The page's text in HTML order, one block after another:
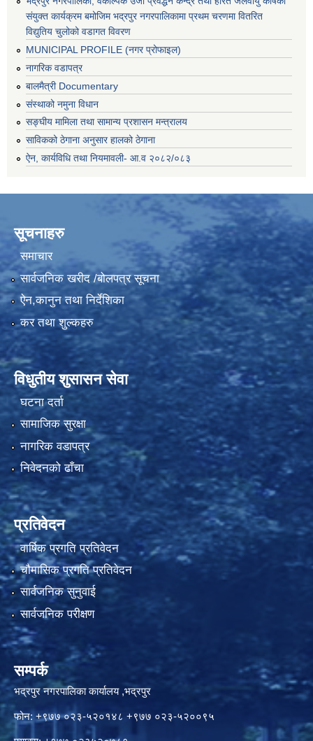
संयुक्त कार्यक्रम बमोजिम भद्रपुर नगरपालिकामा प्रथम चरणमा वितरित
विद्युतिय चुलोको वडागत विवरण
MUNICIPAL PROFILE (नगर प्रोफाइल)
नागरिक वडापत्र
बालमैत्री Documentary
संस्थाको नमुना विधान
सङ्घीय मामिला तथा सामान्य प्रशासन मन्त्रालय
साविकको ठेगाना अनुसार हालको ठेगाना
ऐन, कार्यविधि तथा नियमावली- आ.व २०८२/०८३
सूचनाहरु
समाचार
सार्वजनिक खरीद /बोलपत्र सूचना
ऐन,कानुन तथा निर्देशिका
कर तथा शुल्कहरु
विधुतीय शुसासन सेवा
घटना दर्ता
सामाजिक सुरक्षा
नागरिक वडापत्र
निवेदनको ढाँचा
प्रतिवेदन
वार्षिक प्रगति प्रतिवेदन
चौमासिक प्रगति प्रतिवेदन
सार्वजनिक सुनुवाई
सार्वजनिक परीक्षण
सम्पर्क
भद्रपुर नगरपालिका कार्यालय ,भद्रपुर
फोन: +९७७ ०२३-५२०१४८ +९७७ ०२३-५२००९५